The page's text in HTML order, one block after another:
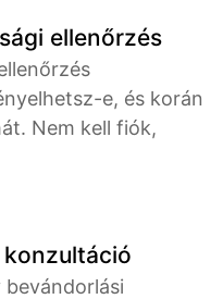
ellenőrzés
e, és korán
Nem kell fiók,